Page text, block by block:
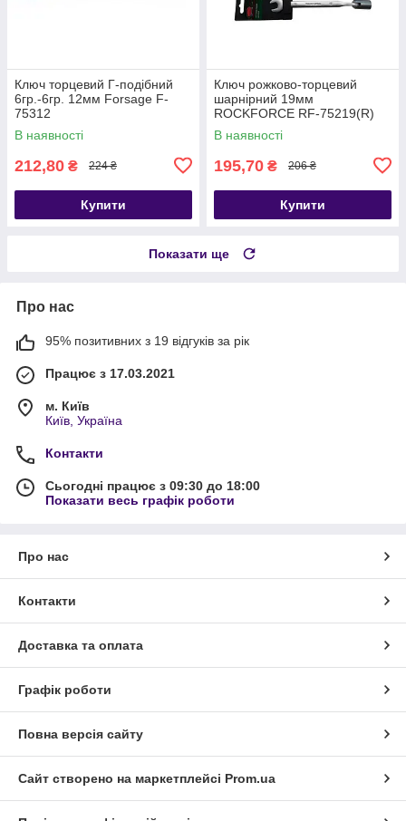
Ключ торцевий Г-подібний
6гр.-6гр. 12мм Forsage F-
75312
В наявності
212,80 ₴ 224 ₴
Купити
Ключ рожково-торцевий
шарнірний 19мм
ROCKFORCE RF-75219(R)
В наявності
195,70 ₴ 206 ₴
Купити
Показати ще
Про нас
95% позитивних з 19 відгуків за рік
Працює з 17.03.2021
м. Київ
Київ, Україна
Контакти
Сьогодні працює з 09:30 до 18:00
Показати весь графік роботи
Про нас
Контакти
Доставка та оплата
Графік роботи
Повна версія сайту
Сайт створено на маркетплейсі Prom.ua